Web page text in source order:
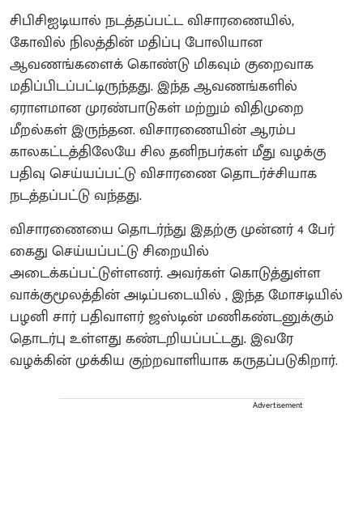
சிபிசிஐடியால் நடத்தப்பட்ட விசாரணையில்,
கோவில் நிலத்தின் மதிப்பு போலியான
ஆவணங்களைக் கொண்டு மிகவும் குறைவாக
மதிப்பிடப்பட்டிருந்தது. இந்த ஆவணங்களில்
ஏராளமான முரண்பாடுகள் மற்றும் விதிமுறை
மீறல்கள் இருந்தன. விசாரணையின் ஆரம்ப
காலகட்டத்திலேயே சில தனிநபர்கள் மீது வழக்கு
பதிவு செய்யப்பட்டு விசாரணை தொடர்ச்சியாக
நடத்தப்பட்டு வந்தது.
விசாரணையை தொடர்ந்து இதற்கு முன்னர் 4 பேர்
கைது செய்யப்பட்டு சிறையில்
அடைக்கப்பட்டுள்ளனர். அவர்கள் கொடுத்துள்ள
வாக்குமூலத்தின் அடிப்படையில் , இந்த மோசடியில்
பழனி சார் பதிவாளர் ஜஸ்டின் மணிகண்டனுக்கும்
தொடர்பு உள்ளது கண்டறியப்பட்டது. இவரே
வழக்கின் முக்கிய குற்றவாளியாக கருதப்படுகிறார்.
Advertisement